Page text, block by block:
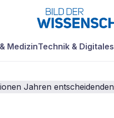
MedizinTechnik & Digitales